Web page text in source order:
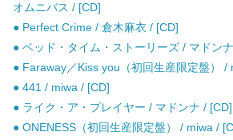
オムニバス / [CD]
● Perfect Crime / 倉木麻衣 / [CD]
● ベッド・タイム・ストーリーズ / マドン
● Faraway／Kiss you（初回生産限定盤） /
● 441 / miwa / [CD]
● ライク・ア・プレイヤー / マドンナ / [CD]
● ONENESS（初回生産限定盤） / miwa /